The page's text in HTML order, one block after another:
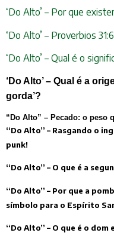
‘Do Alto’ – Por que
‘Do Alto’ – Proverbios
‘Do Alto’ – Qual é o
‘Do Alto’ – Qual é a
gorda’?
“Do Alto” – Pecado: o peso
“Do Alto” – Rasgando o
punk!
“Do Alto” – O que é a
“Do Alto” – Por que a
símbolo para o Espírito
“Do Alto” – O que é o